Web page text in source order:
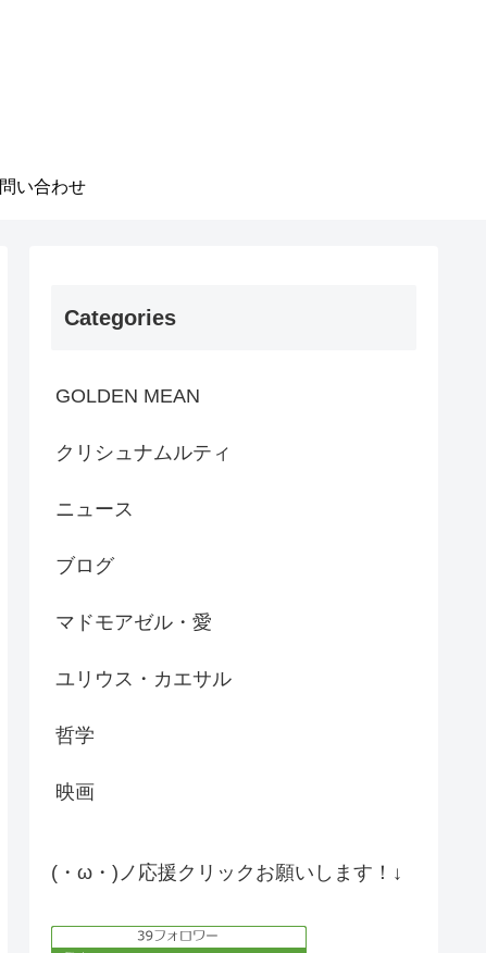
問い合わせ
Categories
GOLDEN MEAN
クリシュナムルティ
ニュース
ブログ
マドモアゼル・愛
ユリウス・カエサル
哲学
映画
(・ω・)ノ応援クリックお願いします！↓